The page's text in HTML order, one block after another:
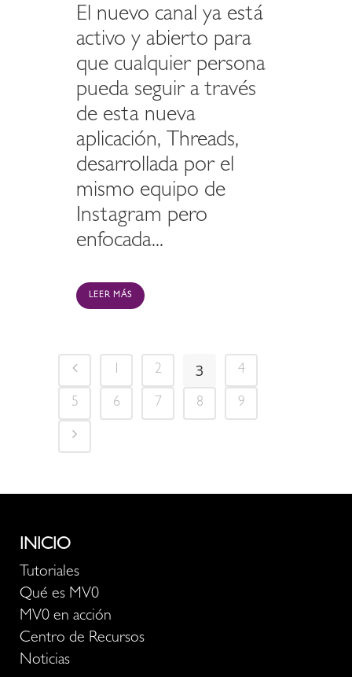
El nuevo canal ya está
activo y abierto para
que cualquier persona
pueda seguir a través
de esta nueva
aplicación, Threads,
desarrollada por el
mismo equipo de
Instagram pero
enfocada...
LEER MÁS
1 2 3 4
5 6 7 8 9
INICIO
Tutoriales
Qué es MV0
MV0 en acción
Centro de Recursos
Noticias